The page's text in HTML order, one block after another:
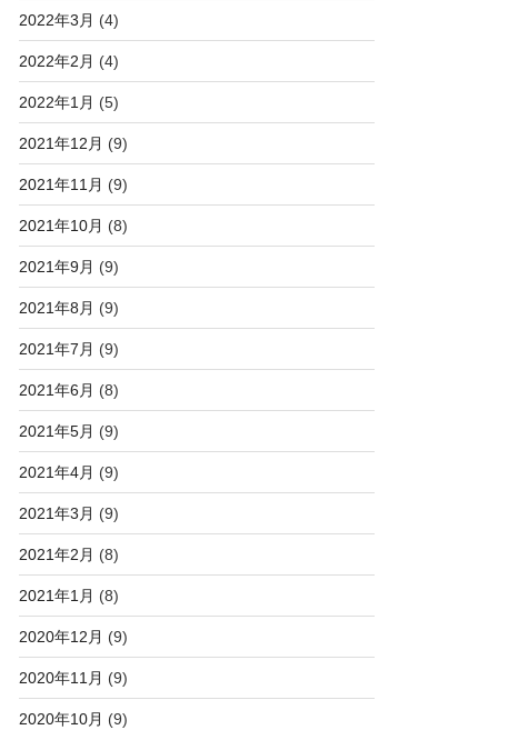
2022年3月 (4)
2022年2月 (4)
2022年1月 (5)
2021年12月 (9)
2021年11月 (9)
2021年10月 (8)
2021年9月 (9)
2021年8月 (9)
2021年7月 (9)
2021年6月 (8)
2021年5月 (9)
2021年4月 (9)
2021年3月 (9)
2021年2月 (8)
2021年1月 (8)
2020年12月 (9)
2020年11月 (9)
2020年10月 (9)